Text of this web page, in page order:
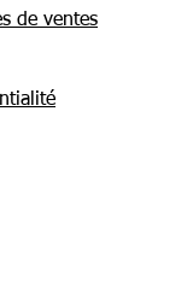
de ventes